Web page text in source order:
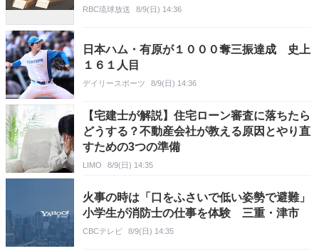
RBC琉球放送 8/9(日) 14:36
日本ハム・有原が１０００奪三振達成 史上
１６１人目
デイリースポーツ 8/9(日) 14:36
【宅建士が解説】住宅ローン審査に落ちたら
どうする？不動産会社が教える原因とやり直
すための3つの準備
LIMO 8/9(日) 14:35
火事の時は「口をふさいで低い姿勢で避難」
小学生が消防士の仕事を体験 三重・津市
CBCテレビ 8/9(日) 14:35